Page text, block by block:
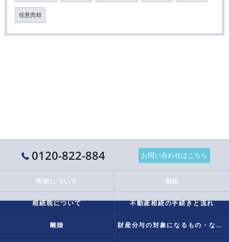
任意売却
0120-822-884 お問い合わせはこちら
売却について 相続
相続税について 不動産相続の手続きと流れ
離婚 財産分与の対象になるもの・ならないものとは？